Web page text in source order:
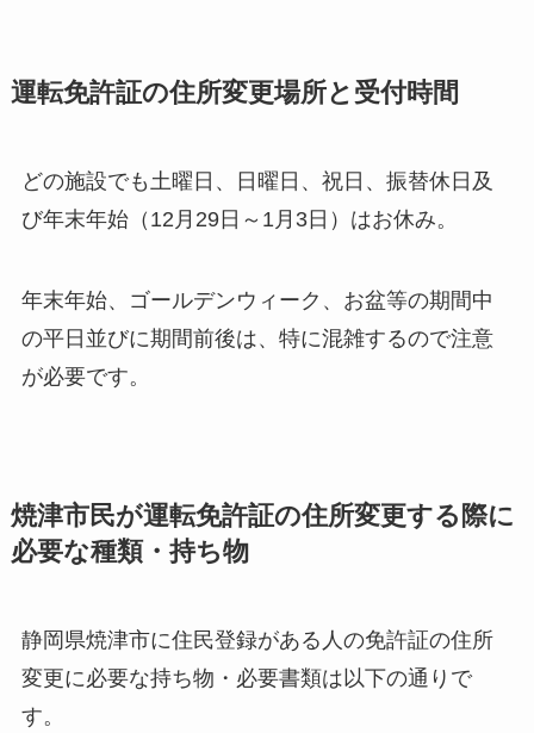
運転免許証の住所変更場所と受付時間
どの施設でも土曜日、日曜日、祝日、振替休日及
び年末年始（12月29日～1月3日）はお休み。
年末年始、ゴールデンウィーク、お盆等の期間中
の平日並びに期間前後は、特に混雑するので注意
が必要です。
焼津市民が運転免許証の住所変更する際に
必要な種類・持ち物
静岡県焼津市に住民登録がある人の免許証の住所
変更に必要な持ち物・必要書類は以下の通りで
す。